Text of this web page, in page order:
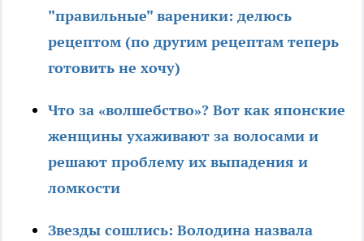
"правильные" вареники: делюсь
рецептом (по другим рецептам теперь
готовить не хочу)
Что за «волшебство»? Вот как японские
женщины ухаживают за волосами и
решают проблему их выпадения и
ломкости
Звезды сошлись: Володина назвала